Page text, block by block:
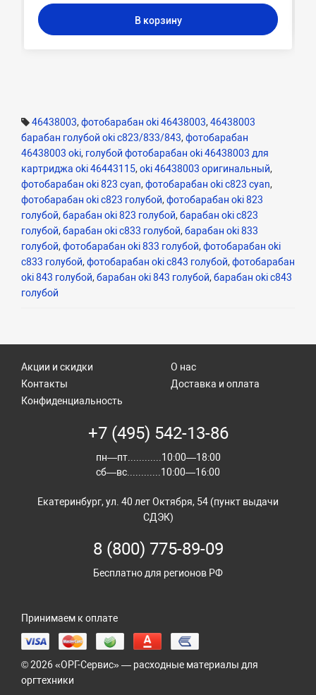
В корзину
46438003, фотобарабан oki 46438003, 46438003
барабан голубой oki c823/833/843, фотобарабан
46438003 oki, голубой фотобарабан oki 46438003 для
картриджа oki 46443115, oki 46438003 оригинальный,
фотобарабан oki 823 cyan, фотобарабан oki c823 cyan,
фотобарабан oki c823 голубой, фотобарабан oki 823
голубой, барабан oki 823 голубой, барабан oki c823
голубой, барабан oki c833 голубой, барабан oki 833
голубой, фотобарабан oki 833 голубой, фотобарабан oki
c833 голубой, фотобарабан oki c843 голубой, фотобарабан
oki 843 голубой, барабан oki 843 голубой, барабан oki c843
голубой
Акции и скидки
Контакты
О нас
Доставка и оплата
Конфиденциальность
+7 (495) 542-13-86
пн—пт............10:00—18:00
сб—вс............10:00—16:00
Екатеринбург, ул. 40 лет Октября, 54 (пункт выдачи
СДЭК)
8 (800) 775-89-09
Бесплатно для регионов РФ
Принимаем к оплате
© 2026 «ОРГ-Сервис» — расходные материалы для
оргтехники